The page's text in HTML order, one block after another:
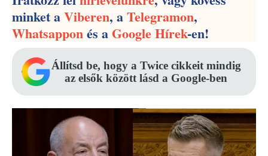
minket aViberen, aTelegramon,
Whatsapponés aGoogle Hírek-en!
Állítsd be, hogy a Twice cikkeit mindig
az elsők között lásd a Google-ben